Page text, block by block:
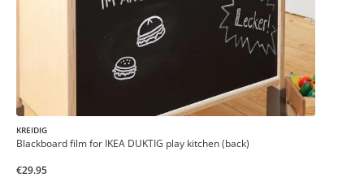
KREIDIG
Blackboard film for IKEA DUKTIG play kitchen (back)
€29.95